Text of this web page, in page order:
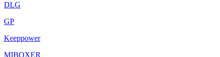
DLG
GP
Keeppower
MIBOXER